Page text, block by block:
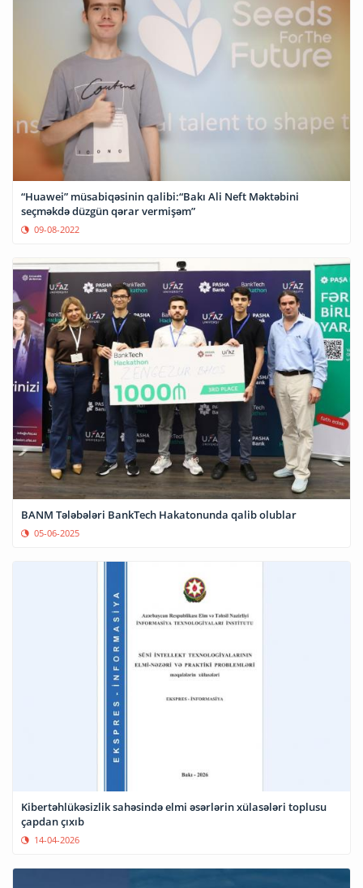
“Huawei” müsabiqəsinin qalibi:“Bakı Ali Neft Məktəbini
seçməkdə düzgün qərar vermişəm”
09-08-2022
BANM Tələbələri BankTech Hakatonunda qalib olublar
05-06-2025
Kibertəhlükəsizlik sahəsində elmi əsərlərin xülasələri toplusu
çapdan çıxıb
14-04-2026